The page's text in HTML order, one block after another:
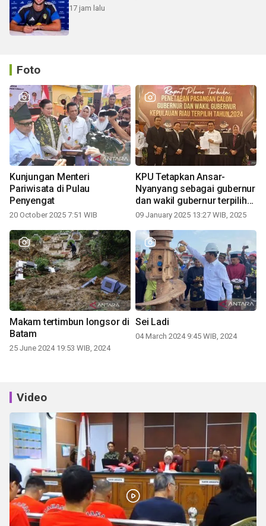
17 jam lalu
Foto
Kunjungan Menteri
Pariwisata di Pulau
Penyengat
20 October 2025 7:51 WIB
KPU Tetapkan Ansar-
Nyanyang sebagai gubernur
dan wakil gubernur terpilih
periode 2025-2030
09 January 2025 13:27 WIB, 2025
Makam tertimbun longsor di
Batam
25 June 2024 19:53 WIB, 2024
Sei Ladi
04 March 2024 9:45 WIB, 2024
Video